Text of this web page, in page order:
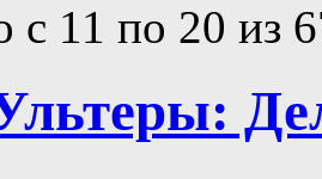
с 11 по 20 из